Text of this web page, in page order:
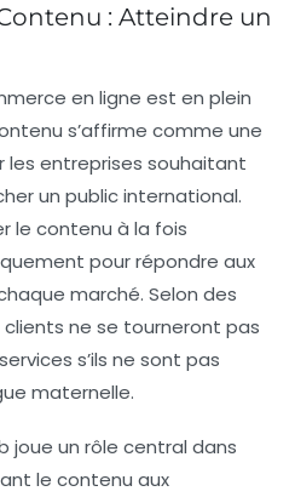
: Atteindre un
en ligne est en plein
s’affirme comme une
les entreprises souhaitant
un public international.
le contenu à la fois
pour répondre aux
marché. Selon des
ne se tourneront pas
s’ils ne sont pas
maternelle.
joue un rôle central dans
le contenu aux